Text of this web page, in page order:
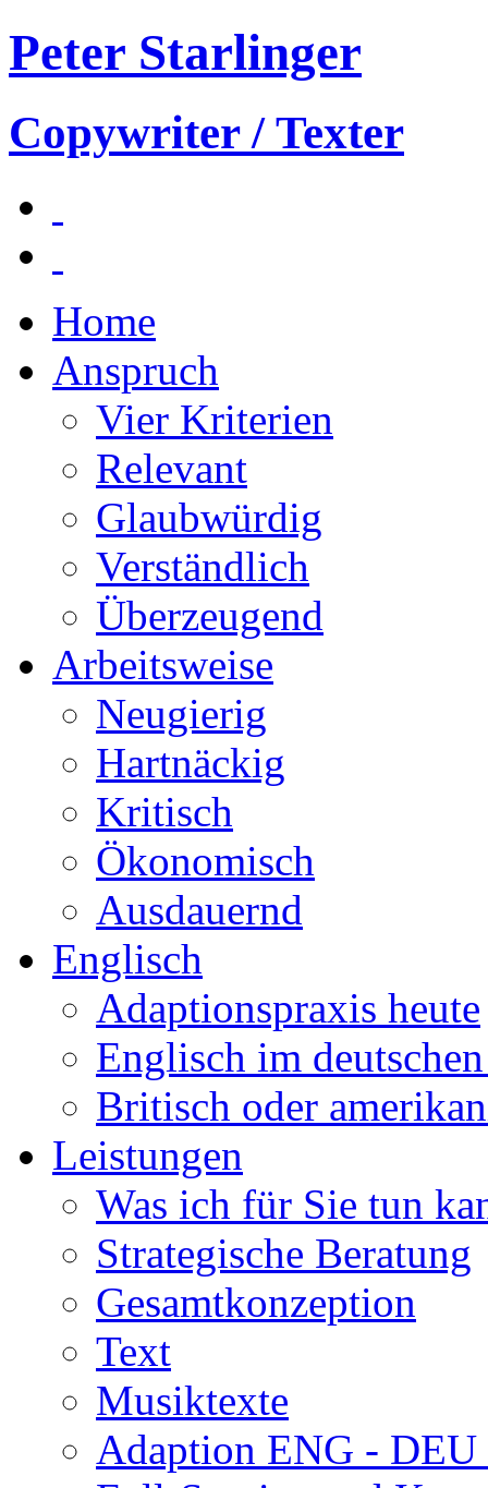
Peter Starlinger
Copywriter / Texter
Home
Anspruch
Vier Kriterien
Relevant
Glaubwürdig
Verständlich
Überzeugend
Arbeitsweise
Neugierig
Hartnäckig
Kritisch
Ökonomisch
Ausdauernd
Englisch
Adaptionspraxis heute
Englisch im
Britisch oder
Leistungen
Was ich für Sie tun
Strategische Beratung
Gesamtkonzeption
Text
Musiktexte
Adaption ENG -